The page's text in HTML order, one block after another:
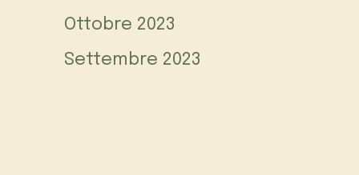
Ottobre 2023
Settembre 2023